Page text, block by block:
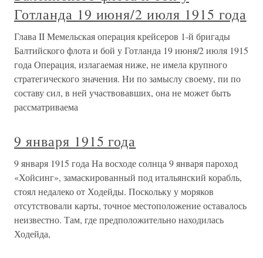
Готланда 19 июня/2 июля 1915 года
Глава II Мемельская операция крейсеров 1-й бригады
Балтийского флота и бой у Готланда 19 июня/2 июля 1915
года Операция, излагаемая ниже, не имела крупного
стратегического значения. Ни по замыслу своему, пи по
составу сил, в ней участвовавших, она не может быть
рассматриваема
9 января 1915 года
9 января 1915 года На восходе солнца 9 января пароход
«Хойсинг», замаскированный под итальянский корабль,
стоял недалеко от Ходейды. Поскольку у моряков
отсутствовали карты, точное местоположение оставалось
неизвестно. Там, где предположительно находилась
Ходейда,